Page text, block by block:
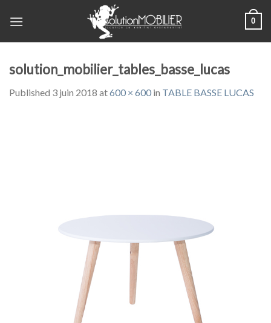
0
solution_mobilier_tables_basse_lucas
Published 3 juin 2018 at600 × 600 in TABLE BASSE LUCAS